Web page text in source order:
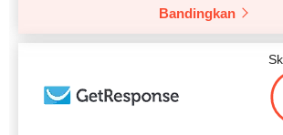
Bandingkan